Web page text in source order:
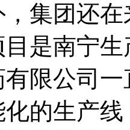
集团还
是南宁
限公司
的生产